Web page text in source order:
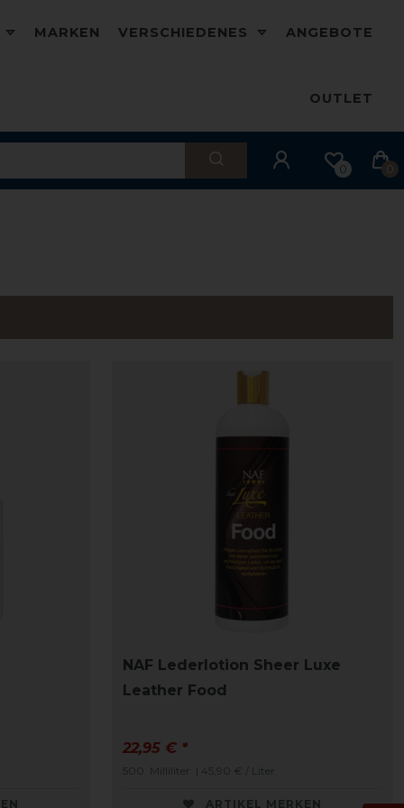
MARKEN VERSCHIEDENES ANGEBOTE
OUTLET
0 0
NAF Lederlotion Sheer Luxe
Leather Food
22,95 € *
500 Milliliter | 45,90 € / Liter
ARTIKEL MERKEN